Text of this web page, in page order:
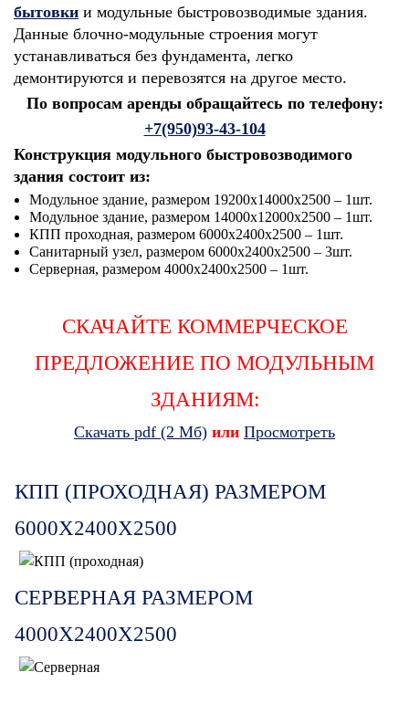
бытовки и модульные быстровозводимые здания.
Данные блочно-модульные строения могут
устанавливаться без фундамента, легко
демонтируются и перевозятся на другое место.
По вопросам аренды обращайтесь по телефону:
+7(950)93-43-104
Конструкция модульного быстровозводимого
здания состоит из:
Модульное здание, размером 19200х14000х2500 – 1шт.
Модульное здание, размером 14000х12000х2500 – 1шт.
КПП проходная, размером 6000х2400х2500 – 1шт.
Санитарный узел, размером 6000х2400х2500 – 3шт.
Серверная, размером 4000х2400х2500 – 1шт.
СКАЧАЙТЕ КОММЕРЧЕСКОЕ
ПРЕДЛОЖЕНИЕ ПО МОДУЛЬНЫМ
ЗДАНИЯМ:
Скачать pdf (2 Мб) или Просмотреть
КПП (ПРОХОДНАЯ) РАЗМЕРОМ
6000Х2400Х2500
СЕРВЕРНАЯ РАЗМЕРОМ
4000Х2400Х2500